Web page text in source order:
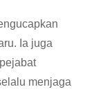
Ia juga
menjaga